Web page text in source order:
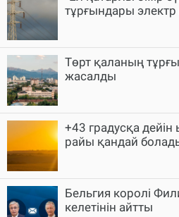
тұрғындары электр
Төрт қаланың
жасалды
+43 градусқа
райы қандай
Бельгия королі
келетінін айтты